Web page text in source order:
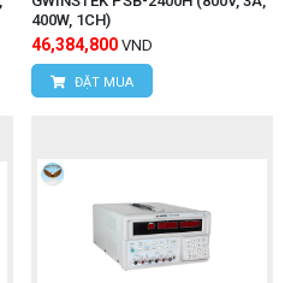
400W, 1CH)
46,384,800 VND
ĐẶT MUA